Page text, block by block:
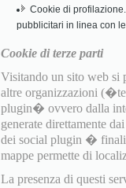
Cookie di
pubblicitari in linea con
Cookie di terze parti
Visitando un sito web si
altre organizzazioni
plugin� ovvero dalla
generate direttamente
dei social plugin �
mappe permette di
La presenza di questi